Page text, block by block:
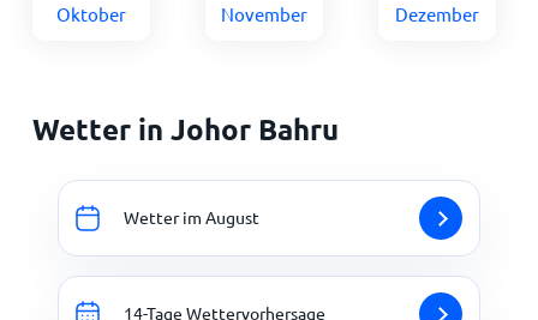
Oktober November Dezember
Wetter in Johor Bahru
Wetter im August
14-Tage Wettervorhersage